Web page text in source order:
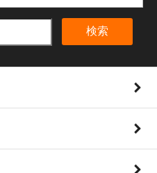
検索